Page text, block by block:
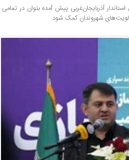
آذربایجان‌غربی پیش آمده بتوان در تمامی
شهروندان کمک شود.